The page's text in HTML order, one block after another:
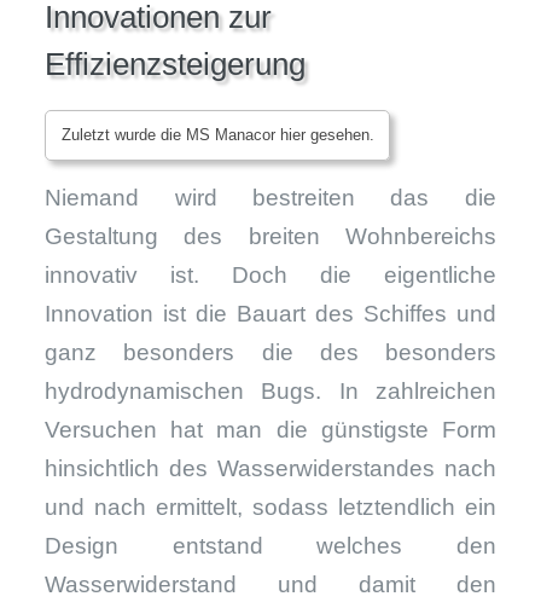
Innovationen zur
Effizienzsteigerung
Zuletzt wurde die MS Manacor hier gesehen.
Niemand wird bestreiten das die
Gestaltung des breiten Wohnbereichs
innovativ ist. Doch die eigentliche
Innovation ist die Bauart des Schiffes und
ganz besonders die des besonders
hydrodynamischen Bugs. In zahlreichen
Versuchen hat man die günstigste Form
hinsichtlich des Wasserwiderstandes nach
und nach ermittelt, sodass letztendlich ein
Design entstand welches den
Wasserwiderstand und damit den